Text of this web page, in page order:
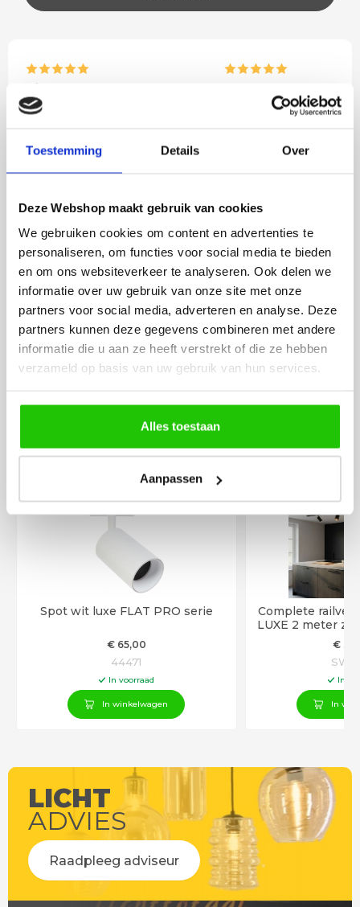
Toestemming Details Over
Deze Webshop maakt gebruik van cookies
We gebruiken cookies om content en advertenties te
personaliseren, om functies voor social media te bieden
en om ons websiteverkeer te analyseren. Ook delen we
informatie over uw gebruik van onze site met onze
partners voor social media, adverteren en analyse. Deze
partners kunnen deze gegevens combineren met andere
informatie die u aan ze heeft verstrekt of die ze hebben
verzameld op basis van uw gebruik van hun services.
Alles toestaan
Aanpassen
Rian
Fijne site waar ik een mooie
besteld. De volgende dag
werd deze al bezorgd. Super
Het bestellen,
volledig naar wens.
eenvoudig te
MEER PRODUCTEN
UIT DE SERIE
RAILVERLICHTING FLAT
Alle producten uit deze serie
Spot wit luxe FLAT PRO serie
€65,00
44471
In voorraad
In winkelwagen
Complete
LUXE 2 meter
€
In
In
LICHT
ADVIES
Raadpleeg adviseur